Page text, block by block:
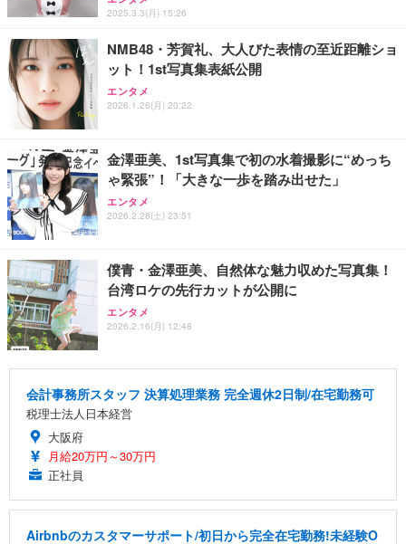
2025.3.3(月) 15:26
NMB48・芳賀礼、大人びた表情の至近距離ショ
ット！1st写真集表紙公開
エンタメ
2026.1.26(月) 20:22
金澤亜美、1st写真集で初の水着撮影に“めっち
ゃ緊張”！「大きな一歩を踏み出せた」
エンタメ
2026.2.28(土) 23:51
僕青・金澤亜美、自然体な魅力収めた写真集！
台湾ロケの先行カットが公開に
エンタメ
2026.2.16(月) 12:48
会計事務所スタッフ 決算処理業務 完全週休2日制/在宅勤務可
税理士法人日本経営
大阪府
月給20万円～30万円
正社員
Airbnbのカスタマーサポート/初日から完全在宅勤務!未経験O